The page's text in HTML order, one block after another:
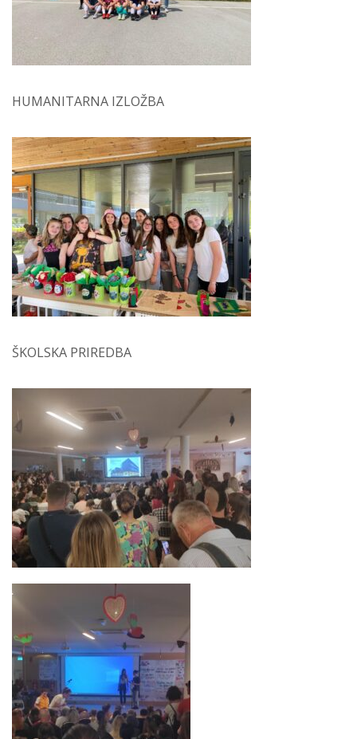
HUMANITARNA IZLOŽBA
ŠKOLSKA PRIREDBA